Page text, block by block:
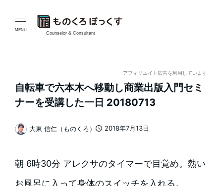
MENU
Counselor & Consultant
アフィリエイト広告を利用しています
自転車で六本木へ移動し商業出版入門セミ
ナーを受講した一日 20180713
2018年7月13日
著
大東 信仁（ものくろ）
朝 6時30分 アレクサのタイマーで目覚め。熱い
お風呂に入って身体のスイッチを入れる。